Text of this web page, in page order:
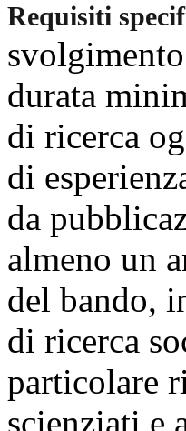
Requisiti
durata
di ricerca
di
da
almeno un
del bando,
di ricerca
particolare
scienziati e